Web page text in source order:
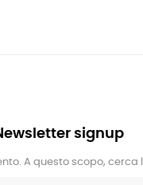
signup
A questo scopo,